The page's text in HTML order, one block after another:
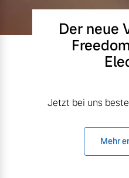
Der neue
Jetzt bei uns
Mehr